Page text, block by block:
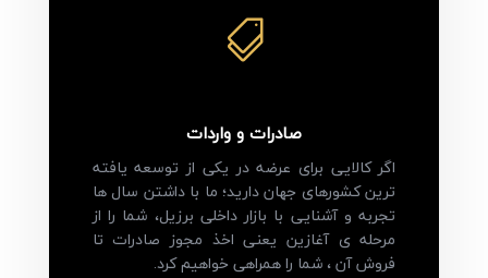

صادرات و واردات
اگر کالایی برای عرضه در یکی از توسعه یافته
ترین کشورهای جهان دارید؛ ما با داشتن سال ها
تجربه و آشنایی با بازار داخلی برزیل، شما را از
مرحله ی آغازین یعنی اخذ مجوز صادرات تا
فروش آن ، شما را همراهی خواهیم کرد.